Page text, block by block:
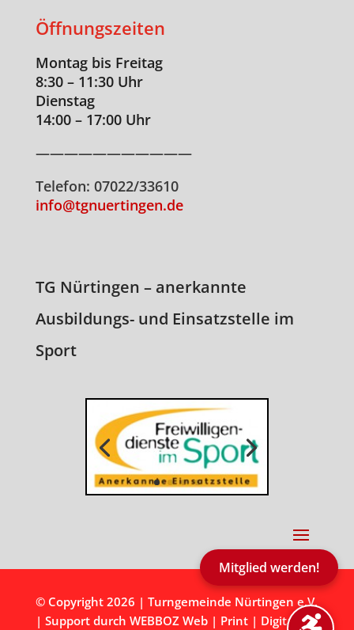
Öffnungszeiten
Montag bis Freitag
8:30 – 11:30 Uhr
Dienstag
14:00 – 17:00 Uhr
———————————
Telefon: 07022/33610
info@tgnuertingen.de
TG Nürtingen – anerkannte
Ausbildungs- und Einsatzstelle im
Sport
© Copyright 2026 | Turngemeinde Nürtingen e.V.
| Support durch WEBBOZ Web | Print | Digital
Mitglied werden!